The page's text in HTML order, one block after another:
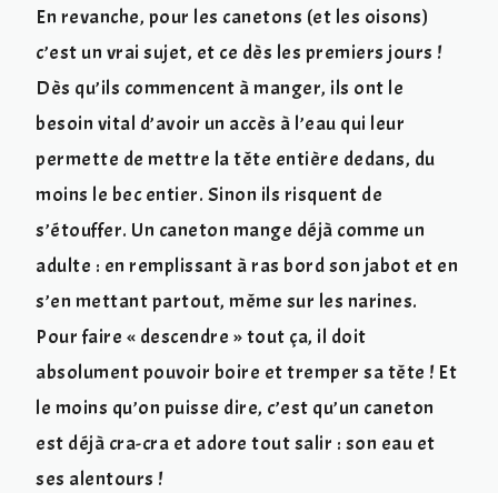
En revanche, pour les canetons (et les oisons)
c’est un vrai sujet, et ce dès les premiers jours !
Dès qu’ils commencent à manger, ils ont le
besoin vital d’avoir un accès à l’eau qui leur
permette de mettre la tête entière dedans, du
moins le bec entier. Sinon ils risquent de
s’étouffer. Un caneton mange déjà comme un
adulte : en remplissant à ras bord son jabot et en
s’en mettant partout, même sur les narines.
Pour faire « descendre » tout ça, il doit
absolument pouvoir boire et tremper sa tête ! Et
le moins qu’on puisse dire, c’est qu’un caneton
est déjà cra-cra et adore tout salir : son eau et
ses alentours !